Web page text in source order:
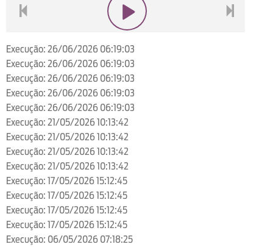
Execução: 26/06/2026 06:19:03
Execução: 26/06/2026 06:19:03
Execução: 26/06/2026 06:19:03
Execução: 26/06/2026 06:19:03
Execução: 26/06/2026 06:19:03
Execução: 21/05/2026 10:13:42
Execução: 21/05/2026 10:13:42
Execução: 21/05/2026 10:13:42
Execução: 21/05/2026 10:13:42
Execução: 17/05/2026 15:12:45
Execução: 17/05/2026 15:12:45
Execução: 17/05/2026 15:12:45
Execução: 17/05/2026 15:12:45
Execução: 06/05/2026 07:18:25